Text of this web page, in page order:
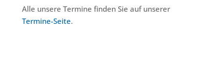
Alle unsere Termine finden Sie auf unserer
Termine-Seite.